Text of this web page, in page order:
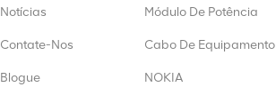
Notícias
Contate-Nos
Blogue
Módulo De Potência
Cabo De Equipamento
NOKIA